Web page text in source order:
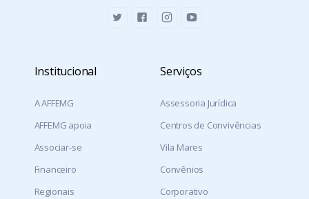
Institucional
A AFFEMG
AFFEMG apoia
Associar-se
Financeiro
Regionais
Serviços
Assessoria Jurídica
Centros de Convivências
Vila Mares
Convênios
Corporativo